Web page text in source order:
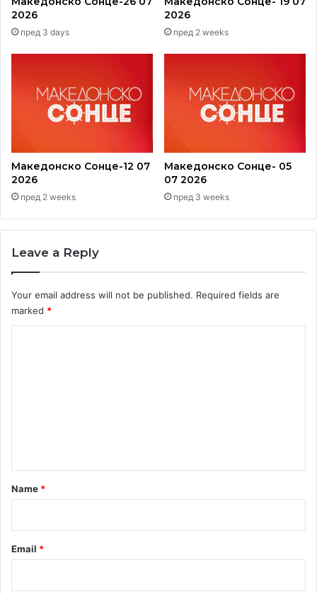
2026
пред 3 days
2026
пред 2 weeks
Македонско Сонце-12 07
2026
пред 2 weeks
Македонско Сонце- 05
07 2026
пред 3 weeks
Leave a Reply
Your email address will not be published. Required fields are
marked *
*
Name *
Email *